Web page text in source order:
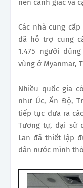
nên cảnh giác và
Các nhà cung
đã hỗ trợ cung
1.475 người
vùng ở Myanmar,
Nhiều quốc gia
như Úc, Ấn Độ,
tiếp tục đưa ra
Tương tự, đại sứ
Lan đã thiết lập
dân nước mình